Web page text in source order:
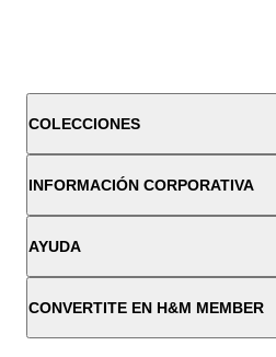
COLECCIONES
INFORMACIÓN CORPORATIVA
AYUDA
CONVERTITE EN H&M MEMBER